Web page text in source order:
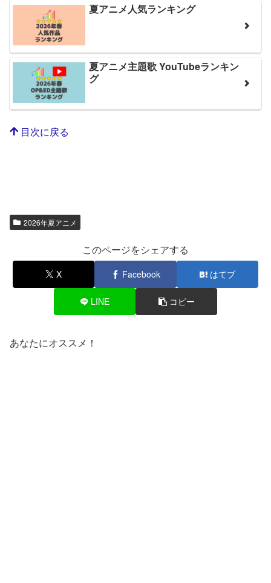
夏アニメ人気ランキング
夏アニメ主題歌 YouTubeランキン
グ
目次に戻る
2026年夏アニメ
このページをシェアする
X Facebook はてブ
LINE コピー
あなたにオススメ！